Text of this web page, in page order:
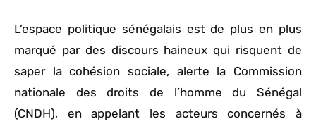
L’espace politique sénégalais est de plus en plus
marqué par des discours haineux qui risquent de
saper la cohésion sociale, alerte la Commission
nationale des droits de l’homme du Sénégal
(CNDH), en appelant les acteurs concernés à